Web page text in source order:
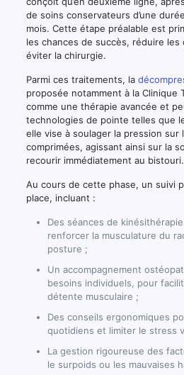
de soins conservateurs d’une
mois. Cette étape préalable est
les chances de succès, réduire
éviter la chirurgie.
Parmi ces traitements, la
proposée notamment à la Clinique
comme une thérapie avancée et
technologies de pointe telles que
elle vise à soulager la pression sur
comprimées, agissant ainsi sur la
recourir immédiatement au bistouri.
Au cours de cette phase, un suivi
place, incluant :
Des séances de
renforcer la musculature du
posture ;
Un accompagnement
besoins individuels, pour
détente musculaire ;
Des conseils ergonomiques
quotidiens et limiter le stress
La gestion rigoureuse des
le surpoids ou les mauvaises